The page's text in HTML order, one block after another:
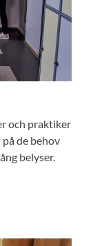
och praktiker
de behov
belyser.